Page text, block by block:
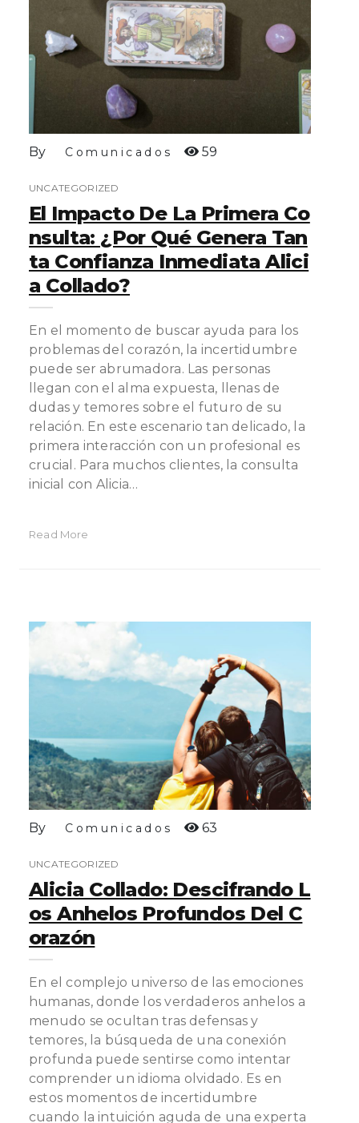
By Comunicados 59
UNCATEGORIZED
El Impacto De La Primera Co
Nsulta: ¿Por Qué Genera Tan
Ta Confianza Inmediata Alici
A Collado?
En el momento de buscar ayuda para los
problemas del corazón, la incertidumbre
puede ser abrumadora. Las personas
llegan con el alma expuesta, llenas de
dudas y temores sobre el futuro de su
relación. En este escenario tan delicado, la
primera interacción con un profesional es
crucial. Para muchos clientes, la consulta
inicial con Alicia…
Read More
By Comunicados 63
UNCATEGORIZED
Alicia Collado: Descifrando L
Os Anhelos Profundos Del C
Orazón
En el complejo universo de las emociones
humanas, donde los verdaderos anhelos a
menudo se ocultan tras defensas y
temores, la búsqueda de una conexión
profunda puede sentirse como intentar
comprender un idioma olvidado. Es en
estos momentos de incertidumbre
cuando la intuición aguda de una experta